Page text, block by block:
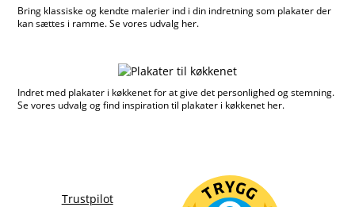
Bring klassiske og kendte malerier ind i din indretning som plakater der
kan sættes i ramme. Se vores udvalg her.
Indret med plakater i køkkenet for at give det personlighed og stemning.
Se vores udvalg og find inspiration til plakater i køkkenet her.
Trustpilot